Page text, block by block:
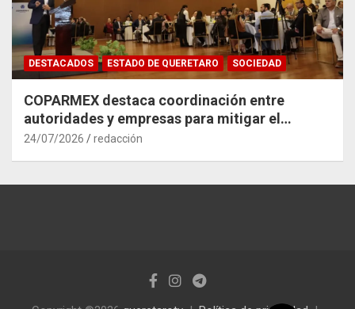
DESTACADOS ESTADO DE QUERETARO SOCIEDAD
COPARMEX destaca coordinación entre
autoridades y empresas para mitigar el
impacto del Tren México–Querétaro
24/07/2026 redacción